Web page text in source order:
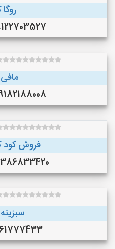
09122703527
مافی
09182188008
فروش کود
09386833420